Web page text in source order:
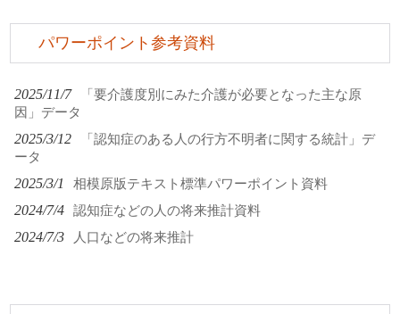
パワーポイント参考資料
2025/11/7
「要介護度別にみた介護が必要となった主な原
因」データ
2025/3/12
「認知症のある人の行方不明者に関する統計」デ
ータ
2025/3/1 相模原版テキスト標準パワーポイント資料
2024/7/4 認知症などの人の将来推計資料
2024/7/3 人口などの将来推計